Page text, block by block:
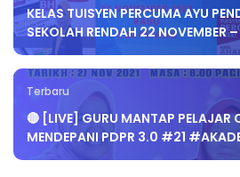
KELAS TUISYEN PERCUMA AYU
SEKOLAH RENDAH 22 NOVEMBER
Terbaru
🔴 [LIVE] GURU MANTAP PELAJAR
MENDEPANI PDPR 3.0 #21